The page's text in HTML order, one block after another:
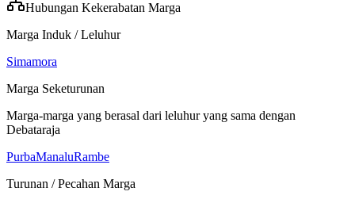
Hubungan Kekerabatan Marga
Marga Induk / Leluhur
Simamora
Marga Seketurunan
Marga-marga yang berasal dari leluhur yang sama dengan
Debataraja
PurbaManaluRambe
Turunan / Pecahan Marga